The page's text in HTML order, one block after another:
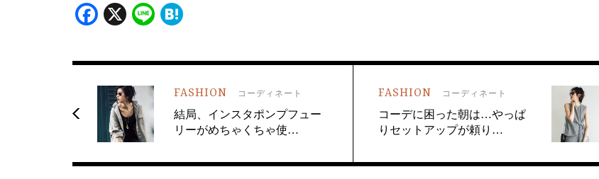
Facebook
X Line
FASHION コーディネート
結局、インスタポンプフュー
リーがめちゃくちゃ使…
FASHION コーディネート
コーデに困った朝は…やっぱ
りセットアップが頼り…